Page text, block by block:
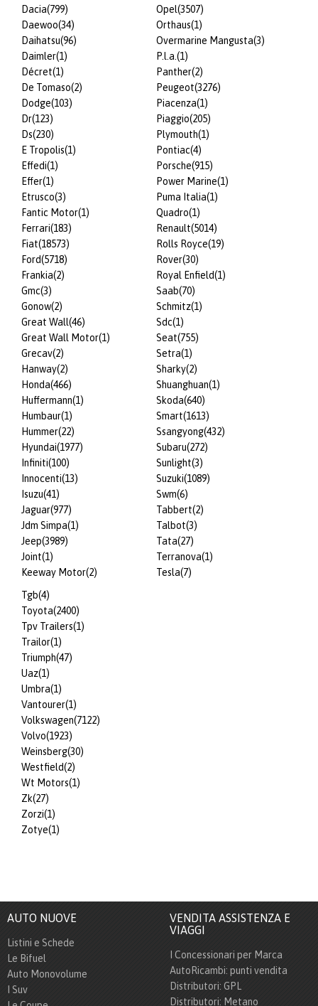
Dacia(799)
Daewoo(34)
Daihatsu(96)
Daimler(1)
Décret(1)
De Tomaso(2)
Dodge(103)
Dr(123)
Ds(230)
E Tropolis(1)
Effedi(1)
Effer(1)
Etrusco(3)
Fantic Motor(1)
Ferrari(183)
Fiat(18573)
Ford(5718)
Frankia(2)
Gmc(3)
Gonow(2)
Great Wall(46)
Great Wall Motor(1)
Grecav(2)
Hanway(2)
Honda(466)
Huffermann(1)
Humbaur(1)
Hummer(22)
Hyundai(1977)
Infiniti(100)
Innocenti(13)
Isuzu(41)
Jaguar(977)
Jdm Simpa(1)
Jeep(3989)
Joint(1)
Keeway Motor(2)
Opel(3507)
Orthaus(1)
Overmarine Mangusta(3)
P.l.a.(1)
Panther(2)
Peugeot(3276)
Piacenza(1)
Piaggio(205)
Plymouth(1)
Pontiac(4)
Porsche(915)
Power Marine(1)
Puma Italia(1)
Quadro(1)
Renault(5014)
Rolls Royce(19)
Rover(30)
Royal Enfield(1)
Saab(70)
Schmitz(1)
Sdc(1)
Seat(755)
Setra(1)
Sharky(2)
Shuanghuan(1)
Skoda(640)
Smart(1613)
Ssangyong(432)
Subaru(272)
Sunlight(3)
Suzuki(1089)
Swm(6)
Tabbert(2)
Talbot(3)
Tata(27)
Terranova(1)
Tesla(7)
Tgb(4)
Toyota(2400)
Tpv Trailers(1)
Trailor(1)
Triumph(47)
Uaz(1)
Umbra(1)
Vantourer(1)
Volkswagen(7122)
Volvo(1923)
Weinsberg(30)
Westfield(2)
Wt Motors(1)
Zk(27)
Zorzi(1)
Zotye(1)
AUTO NUOVE
Listini e Schede
Le Bifuel
Auto Monovolume
I Suv
VENDITA ASSISTENZA E
VIAGGI
I Concessionari per Marca
AutoRicambi: punti vendita
Distributori: GPL
Distributori: Metano